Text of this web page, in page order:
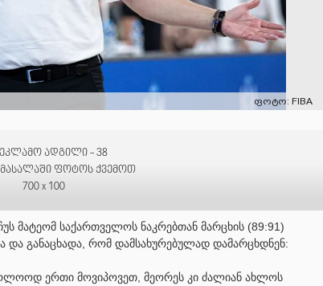
ფოტო: FIBA
ადგილი - 38
ფოტოს ქვემოთ
700 x 100
მატეომ საქართველოს ნაკრებთან მარცხის (89:91)
და განაცხადა, რომ დამსახურებულად დამარცხდნენ:
ერთი მოვიპოვეთ, მეორეს კი ძალიან ახლოს